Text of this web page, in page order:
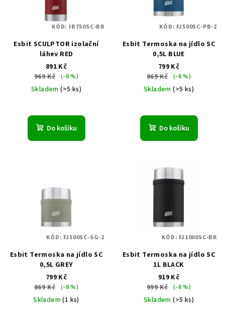
Esbit SCULPTOR izolační
láhev RED
891 Kč
969 Kč
(–8 %)
Skladem(>5 ks)
Do košíku
KÓD: IB750SC-BR
Esbit Termoska na jídlo SC
0,5L BLUE
799 Kč
869 Kč
(–8 %)
Skladem(>5 ks)
Do košíku
KÓD: FJ500SC-PB-2
Esbit Termoska na jídlo SC
0,5L GREY
799 Kč
869 Kč
(–8 %)
Skladem(1 ks)
KÓD: FJ500SC-SG-2
Esbit Termoska na jídlo SC
1L BLACK
919 Kč
999 Kč
(–8 %)
Skladem(>5 ks)
KÓD: FJ1000SC-BK